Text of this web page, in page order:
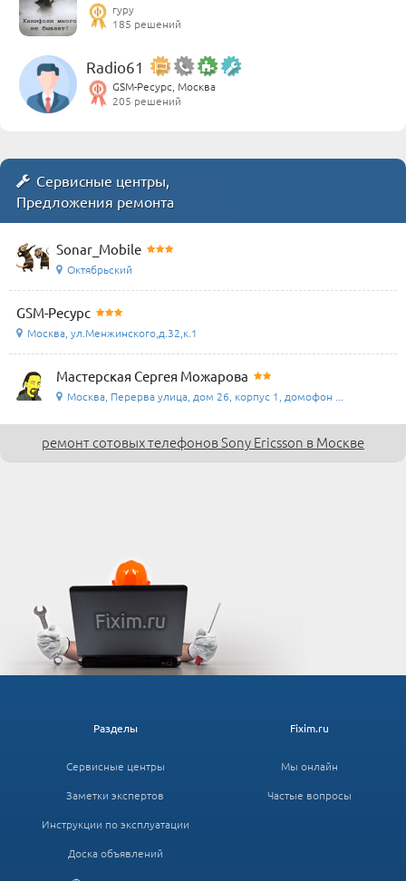
гуру
185 решений
Radio61
GSM-Ресурс, Москва
205 решений
Сервисные центры,
Предложения ремонта
Sonar_Mobile
Октябрьский
GSM-Ресурс
Москва, ул.Менжинского,д.32,к.1
Мастерская Сергея Можарова
Москва, Перерва улица, дом 26, корпус 1, домофон ...
ремонт сотовых телефонов Sony Ericsson в Москве
Fixim.ru
Мы онлайн
Частые вопросы
Разделы
Сервисные центры
Заметки экспертов
Инструкции по эксплуатации
Доска объявлений